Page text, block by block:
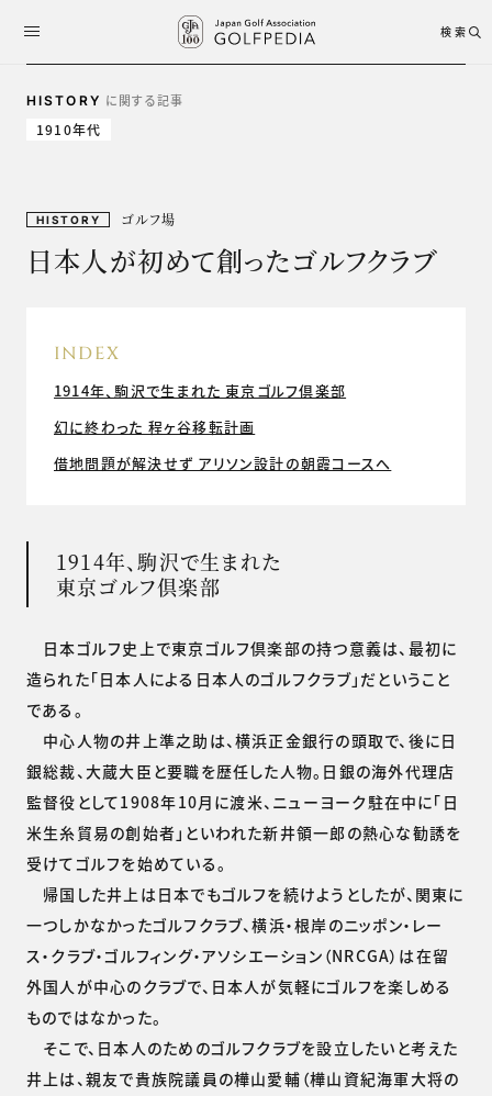
検索
HISTORY に関する記事
1910年代
HISTORY ゴルフ場
日本人が初めて創ったゴルフクラブ
1914年、駒沢で生まれた
東京ゴルフ倶楽部
日本ゴルフ史上で東京ゴルフ倶楽部の持つ意義は、最初に
造られた「日本人による日本人のゴルフクラブ」だということ
である。
中心人物の井上準之助は、横浜正金銀行の頭取で、後に日
銀総裁、大蔵大臣と要職を歴任した人物。日銀の海外代理店
監督役として1908年10月に渡米、ニューヨーク駐在中に「日
米生糸貿易の創始者」といわれた新井領一郎の熱心な勧誘を
受けてゴルフを始めている。
帰国した井上は日本でもゴルフを続けようとしたが、関東に
一つしかなかったゴルフクラブ、横浜・根岸のニッポン・レー
ス・クラブ・ゴルフィング・アソシエーション（NRCGA）は在留
外国人が中心のクラブで、日本人が気軽にゴルフを楽しめる
ものではなかった。
そこで、日本人のためのゴルフクラブを設立したいと考えた
井上は、親友で貴族院議員の樺山愛輔（樺山資紀海軍大将の
INDEX
1914年、駒沢で生まれた 東京ゴルフ倶楽部
幻に終わった 程ヶ谷移転計画
借地問題が解決せず アリソン設計の朝霞コースへ